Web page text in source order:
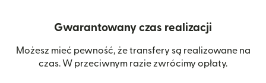
Gwarantowany czas realizacji
Możesz mieć pewność, że transfery są realizowane na
czas. W przeciwnym razie zwrócimy opłaty.